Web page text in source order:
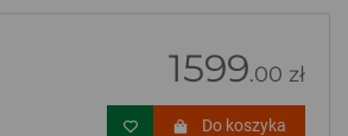
1599.00 zł
Do koszyka